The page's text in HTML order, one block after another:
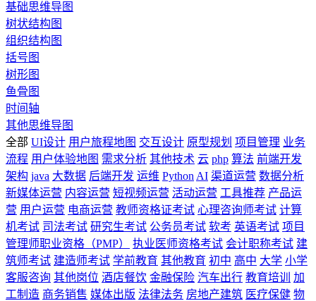
基础思维导图
树状结构图
组织结构图
括号图
树形图
鱼骨图
时间轴
其他思维导图
全部 UI设计 用户旅程地图 交互设计 原型规划 项目管理 业务
流程 用户体验地图 需求分析 其他技术 云 php 算法 前端开发
架构 java 大数据 后端开发 运维 Python AI 渠道运营 数据分析
新媒体运营 内容运营 短视频运营 活动运营 工具推荐 产品运
营 用户运营 电商运营 教师资格证考试 心理咨询师考试 计算
机考试 司法考试 研究生考试 公务员考试 软考 英语考试 项目
管理师职业资格（PMP）
执业医师资格考试 会计职称考试 建
筑师考试 建造师考试 学前教育 其他教育 初中 高中 大学 小学
客服咨询 其他岗位 酒店餐饮 金融保险 汽车出行 教育培训
加
工制造 商务销售 媒体出版 法律法务 房地产建筑 医疗保健 物